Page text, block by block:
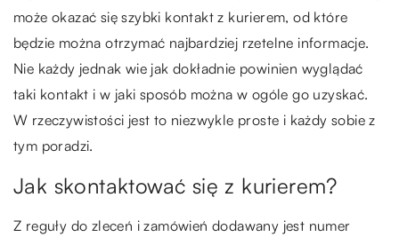
może okazać się szybki kontakt z kurierem, od które
będzie można otrzymać najbardziej rzetelne informacje.
Nie każdy jednak wie jak dokładnie powinien wyglądać
taki kontakt i w jaki sposób można w ogóle go uzyskać.
W rzeczywistości jest to niezwykle proste i każdy sobie z
tym poradzi.
Jak skontaktować się z kurierem?
Z reguły do zleceń i zamówień dodawany jest numer